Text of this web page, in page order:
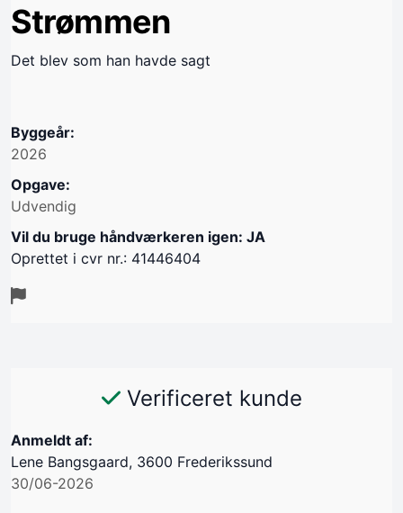
Strømmen
Det blev som han havde sagt
Byggeår:
2026
Opgave:
Udvendig
Vil du bruge håndværkeren igen: JA
Oprettet i cvr nr.: 41446404
Verificeret kunde
Anmeldt af:
Lene Bangsgaard, 3600 Frederikssund
30/06-2026